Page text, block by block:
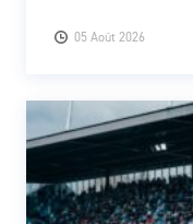
05 Août 2026